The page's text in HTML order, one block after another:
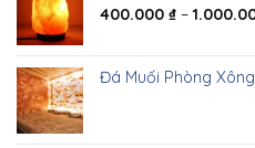
400.000 ₫ –
Đá Muối Phòng